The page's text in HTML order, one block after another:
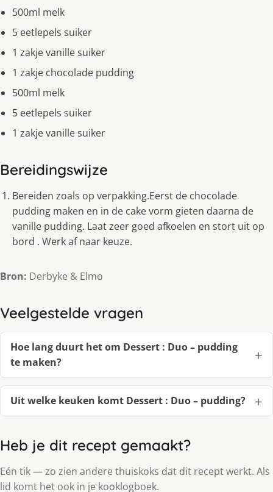
500ml melk
5 eetlepels suiker
1 zakje vanille suiker
1 zakje chocolade pudding
500ml melk
5 eetlepels suiker
1 zakje vanille suiker
Bereidingswijze
Bereiden zoals op verpakking.Eerst de chocolade
pudding maken en in de cake vorm gieten daarna de
vanille pudding. Laat zeer goed afkoelen en stort uit op
bord . Werk af naar keuze.
Bron: Derbyke & Elmo
Veelgestelde vragen
Hoe lang duurt het om Dessert : Duo – pudding
te maken?
Uit welke keuken komt Dessert : Duo – pudding?
Heb je dit recept gemaakt?
Eén tik — zo zien andere thuiskoks dat dit recept werkt. Als
lid komt het ook in je kooklogboek.